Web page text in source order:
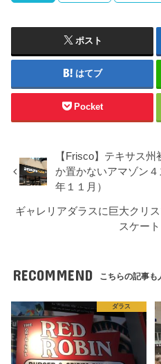
ポスト
はてブ
Pocket
【Frisco】テキサス
か置かないアマゾン
年１１月）
ギャレリアダラスに巨大クリ
スケー
RECOMMEND こちらの記事も
ダラス